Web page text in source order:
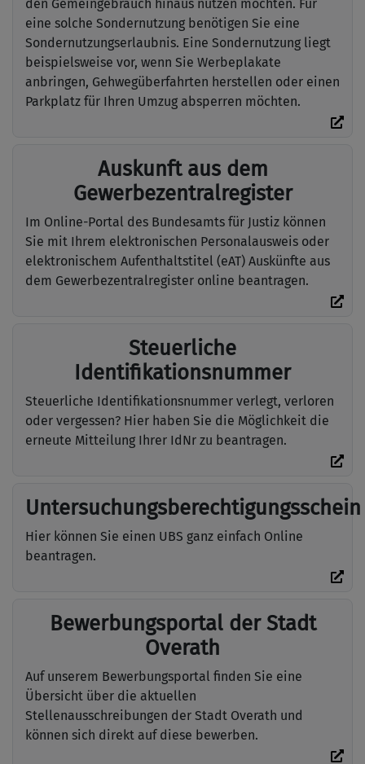
den Gemeingebrauch hinaus nutzen möchten. Für
eine solche Sondernutzung benötigen Sie eine
Sondernutzungserlaubnis. Eine Sondernutzung liegt
beispielsweise vor, wenn Sie Werbeplakate
anbringen, Gehwegüberfahrten herstellen oder einen
Parkplatz für Ihren Umzug absperren möchten.
Auskunft aus dem
Gewerbezentralregister
Im Online-Portal des Bundesamts für Justiz können
Sie mit Ihrem elektronischen Personalausweis oder
elektronischem Aufenthaltstitel (eAT) Auskünfte aus
dem Gewerbezentralregister online beantragen.
Steuerliche
Identifikationsnummer
Steuerliche Identifikationsnummer verlegt, verloren
oder vergessen? Hier haben Sie die Möglichkeit die
erneute Mitteilung Ihrer IdNr zu beantragen.
Untersuchungsberechtigungsschein
Hier können Sie einen UBS ganz einfach Online
beantragen.
Bewerbungsportal der Stadt
Overath
Auf unserem Bewerbungsportal finden Sie eine
Übersicht über die aktuellen
Stellenausschreibungen der Stadt Overath und
können sich direkt auf diese bewerben.